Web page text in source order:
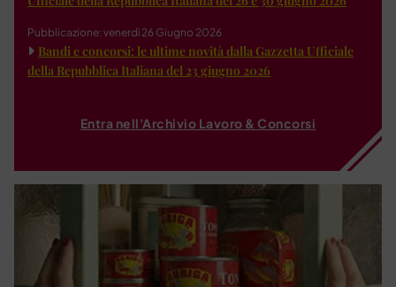
Pubblicazione: venerdì 26 Giugno 2026
Bandi e concorsi: le ultime novità dalla Gazzetta Ufficiale
della Repubblica Italiana del 23 giugno 2026
Entra nell'Archivio Lavoro & Concorsi